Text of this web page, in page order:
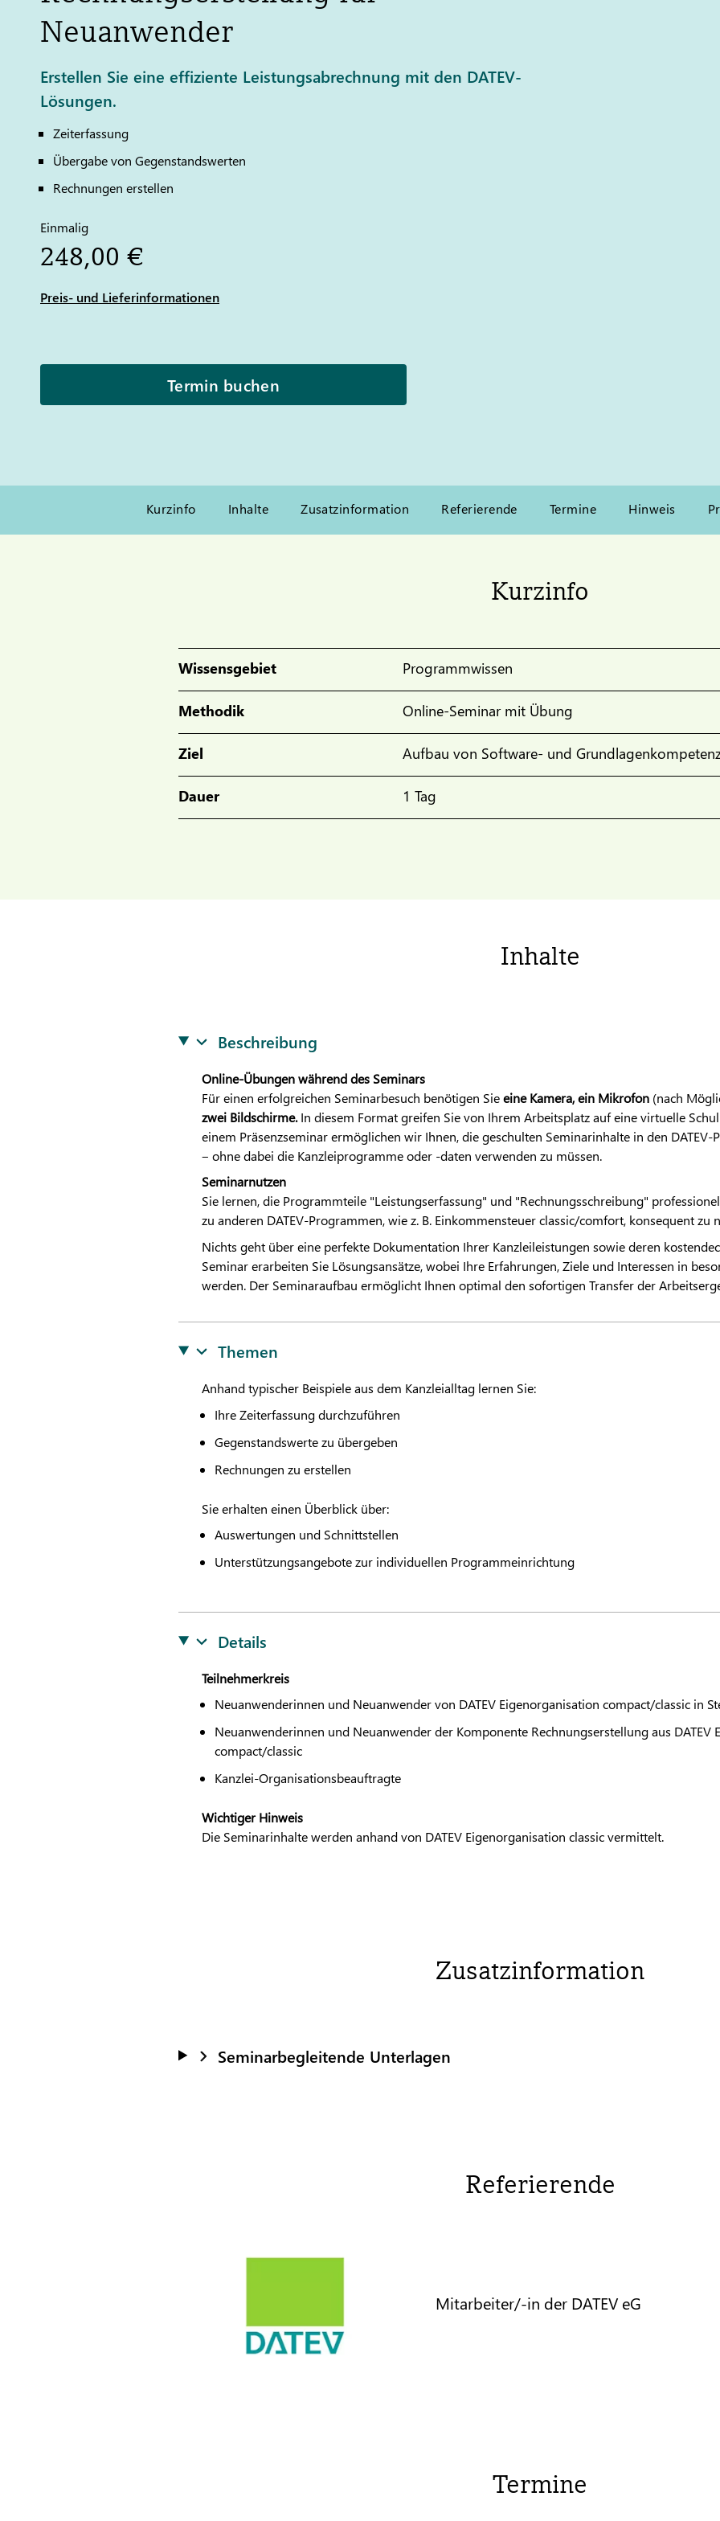
Neuanwender
Erstellen Sie eine effiziente Leistungsabrechnung mit den DATEV-
Lösungen.
Zeiterfassung
Übergabe von Gegenstandswerten
Rechnungen erstellen
Einmalig
248,00 €
Preis- und Lieferinformationen
Termin buchen
Kurzinfo Inhalte Zusatzinformation Referierende Termine Hinweis
Kurzinfo
Wissensgebiet Programmwissen
Methodik Online-Seminar mit Übung
Ziel Aufbau von Software- und
Dauer 1 Tag
Inhalte
Beschreibung
Online-Übungen während des Seminars
Für einen erfolgreichen Seminarbesuch benötigen Sieeine Kamera, ein Mikrofon(nach
zwei Bildschirme.In diesem Format greifen Sie von Ihrem Arbeitsplatz auf eine virtuelle
einem Präsenzseminar ermöglichen wir Ihnen, die geschulten Seminarinhalte in den DATEV-
‒ ohne dabei die Kanzleiprogramme oder -daten verwenden zu müssen.
Seminarnutzen
Sie lernen, die Programmteile "Leistungserfassung" und "Rechnungsschreibung"
zu anderen DATEV-Programmen, wie z. B. Einkommensteuer classic/comfort, konsequent zu
Nichts geht über eine perfekte Dokumentation Ihrer Kanzleileistungen sowie deren
Seminar erarbeiten Sie Lösungsansätze, wobei Ihre Erfahrungen, Ziele und Interessen in
werden. Der Seminaraufbau ermöglicht Ihnen optimal den sofortigen Transfer der
Themen
Anhand typischer Beispiele aus dem Kanzleialltag lernen Sie:
Ihre Zeiterfassung durchzuführen
Gegenstandswerte zu übergeben
Rechnungen zu erstellen
Sie erhalten einen Überblick über:
Auswertungen und Schnittstellen
Unterstützungsangebote zur individuellen Programmeinrichtung
Details
Teilnehmerkreis
Neuanwenderinnen und Neuanwender von DATEVEigenorganisation compact/classic in
Neuanwenderinnen und Neuanwender der Komponente Rechnungserstellung aus DATEV
compact/classic
Kanzlei-Organisationsbeauftragte
Wichtiger Hinweis
Die Seminarinhalte werden anhand von DATEVEigenorganisation classic vermittelt.
Zusatzinformation
Seminarbegleitende Unterlagen
Referierende
Mitarbeiter/-in der DATEV eG
Termine